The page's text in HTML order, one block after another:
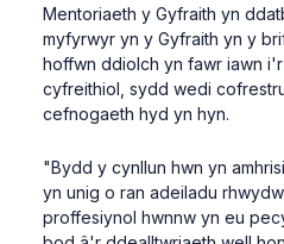
Mentoriaeth y Gyfraith yn
myfyrwyr yn y Gyfraith yn y
hoffwn ddiolch yn fawr iawn
cyfreithiol, sydd wedi
cefnogaeth hyd yn hyn.
"Bydd y cynllun hwn yn
yn unig o ran adeiladu
proffesiynol hwnnw yn eu